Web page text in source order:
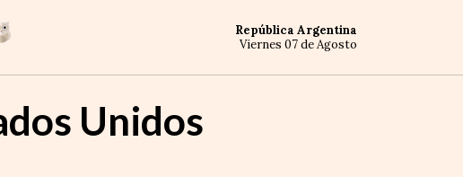
República Argentina
Viernes 07 de Agosto
Unidos